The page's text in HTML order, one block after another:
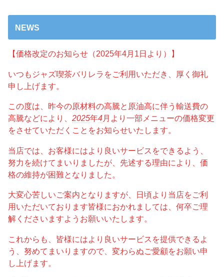
NEWS
【価格改定のお知らせ（2025年4月1日より）】
いつもジャズ喫茶バリレラをご利用いただき、厚く御礼
申し上げます。
この度は、昨今の原材料の高騰と原油高に伴う輸送費の
高騰などにより、2025年4月より一部メニューの価格変更
をさせていただくことをお知らせいたします。
当店では、お客様にはより良いサービスをできるよう、
努力を続けてまいりましたが、先述する理由により、価
格の維持が困難となりました。
大変心苦しいご案内となりますが、日頃より当店をご利
用いただいております皆様におかれましては、何卒ご理
解くださいますようお願いいたします。
これからも、皆様にはより良いサービスを提供できるよ
う、努めてまいりますので、変わらぬご愛顧をお願い申
し上げます。